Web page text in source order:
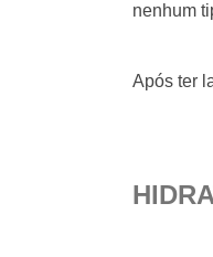
nenhum
Após ter